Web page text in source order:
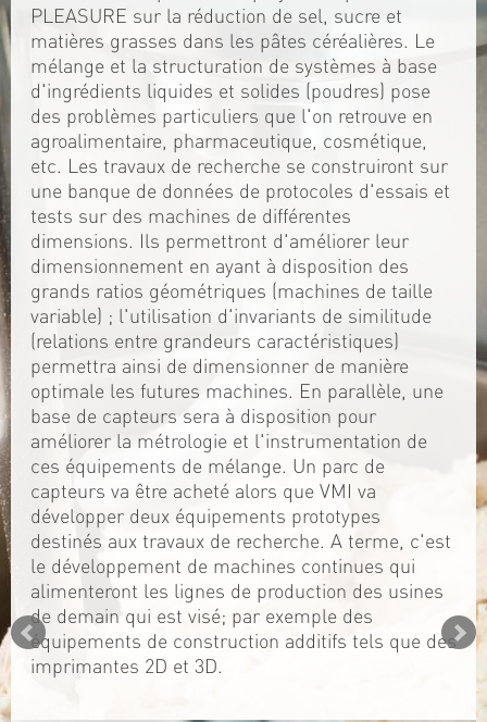
PLEASURE sur la réduction de sel, sucre et
matières grasses dans les pâtes céréalières. Le
mélange et la structuration de systèmes à base
d'ingrédients liquides et solides (poudres) pose
des problèmes particuliers que l'on retrouve en
agroalimentaire, pharmaceutique, cosmétique,
etc. Les travaux de recherche se construiront sur
une banque de données de protocoles d'essais et
tests sur des machines de différentes
dimensions. Ils permettront d'améliorer leur
dimensionnement en ayant à disposition des
grands ratios géométriques (machines de taille
variable) ; l'utilisation d'invariants de similitude
(relations entre grandeurs caractéristiques)
permettra ainsi de dimensionner de manière
optimale les futures machines. En parallèle, une
base de capteurs sera à disposition pour
améliorer la métrologie et l'instrumentation de
ces équipements de mélange. Un parc de
capteurs va être acheté alors que VMI va
développer deux équipements prototypes
destinés aux travaux de recherche. A terme, c'est
le développement de machines continues qui
alimenteront les lignes de production des usines
de demain qui est visé; par exemple des
équipements de construction additifs tels que des
imprimantes 2D et 3D.